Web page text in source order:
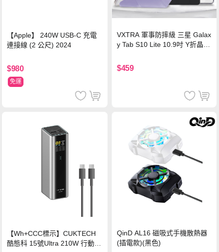
【Apple】 240W USB-C 充電
連接線 (2 公尺) 2024
$980
免運
VXTRA 軍事防摔級 三星 Galax
y Tab S10 Lite 10.9吋 Y折晶透
$459
【Wh+CCC標示】CUKTECH
酷態科 15號Ultra 210W 行動電
QinD AL16 磁吸式手機散熱器
(插電款)(黑色)